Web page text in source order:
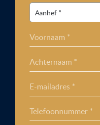
Voornaam *
Achternaam *
E-mailadres *
Telefoonnummer *